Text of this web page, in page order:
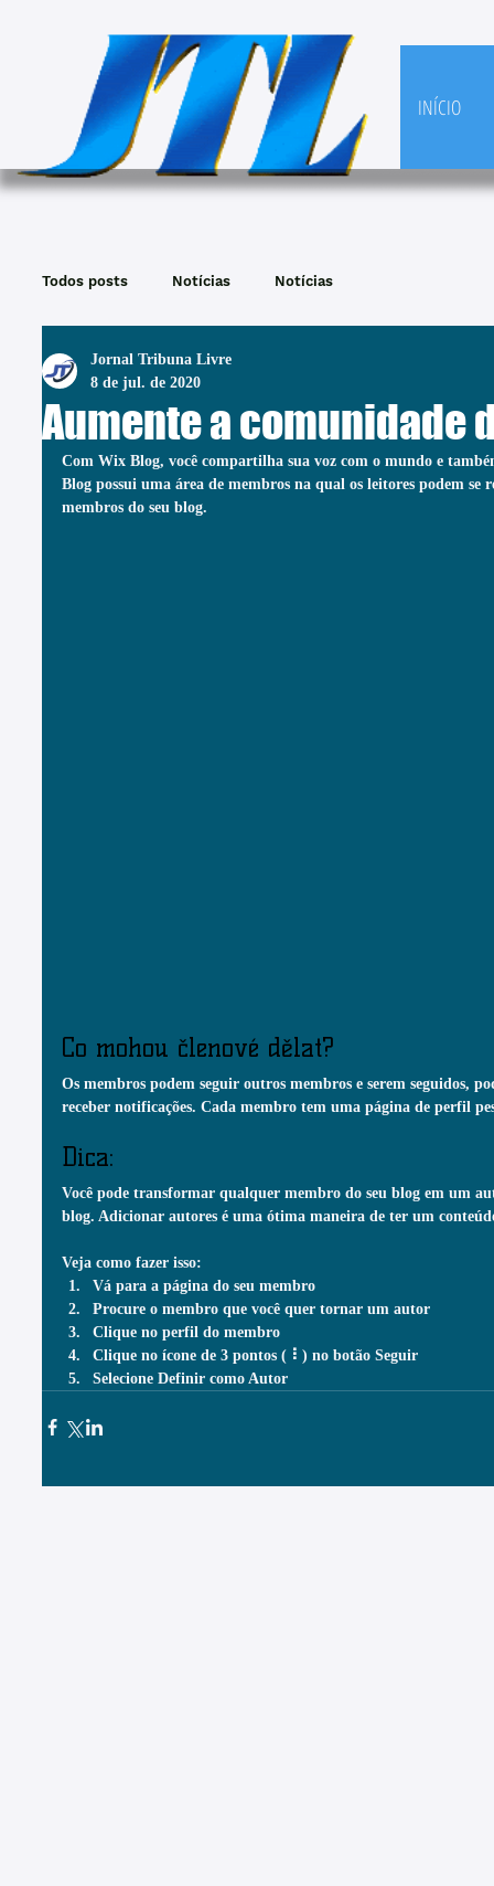
INÍCIO
Todos posts Notícias Notícias
Aumente a comunidade
Jornal Tribuna Livre
8 de jul. de 2020
Com Wix Blog, você compartilha sua voz com o mundo e
Blog possui uma área de membros na qual os leitores podem
membros do seu blog.
Co mohou členové dělat?
Os membros podem seguir outros membros e serem seguidos,
receber notificações. Cada membro tem uma página de perfil
Dica:
Você pode transformar qualquer membro do seu blog em um
blog. Adicionar autores é uma ótima maneira de ter um
Veja como fazer isso:
Vá para a página do seu membro
Procure o membro que você quer tornar um autor
Clique no perfil do membro
Clique no ícone de 3 pontos ( ⠇) no botão Seguir
Selecione Definir como Autor